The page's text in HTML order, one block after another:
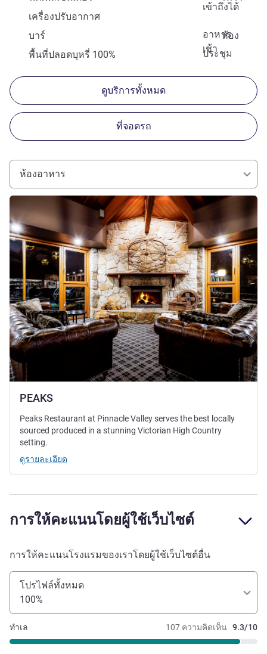
เข้าถึงได้
เครื่องปรับอากาศ
อาหาร
เช้า
บาร์
ห้อง
ประชุม
พื้นที่ปลอดบุหรี่ 100%
ดูบริการทั้งหมด
ที่จอดรถ
ห้องอาหาร
PEAKS
ดูรายละเอียด
Peaks Restaurant at Pinnacle Valley serves the best locally
sourced produced in a stunning Victorian High Country
setting.
ดูรายละเอียด
การให้คะแนนโดยผู้ใช้เว็บไซต์
การให้คะแนนโรงแรมของเราโดยผู้ใช้เว็บไซต์อื่น
โปรไฟล์ทั้งหมด
100%
107 ความคิดเห็น 9.3/10
ทำเล